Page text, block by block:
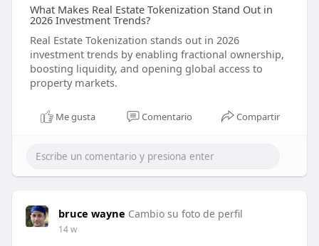
What Makes Real Estate Tokenization Stand Out in
2026 Investment Trends?
Real Estate Tokenization stands out in 2026
investment trends by enabling fractional ownership,
boosting liquidity, and opening global access to
property markets.
Me gusta Comentario Compartir
bruce wayne Cambio su foto de perfil
14 w